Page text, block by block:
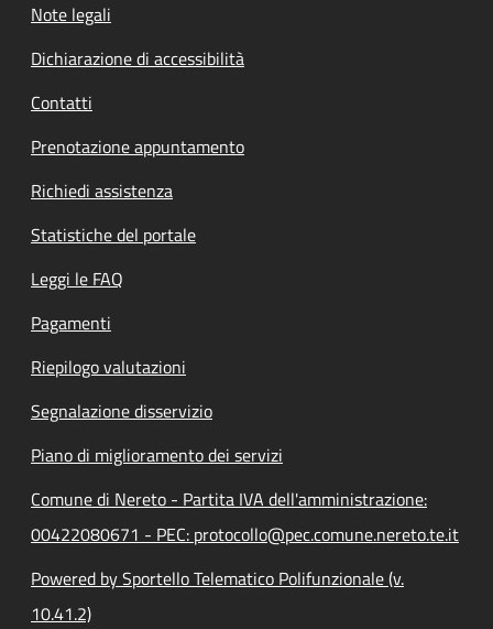
Note legali
Dichiarazione di accessibilità
Contatti
Prenotazione appuntamento
Richiedi assistenza
Statistiche del portale
Leggi le FAQ
Pagamenti
Riepilogo valutazioni
Segnalazione disservizio
Piano di miglioramento dei servizi
Comune di Nereto - Partita IVA dell'amministrazione:
00422080671 - PEC: protocollo@pec.comune.nereto.te.it
Powered by Sportello Telematico Polifunzionale (v.
10.41.2)